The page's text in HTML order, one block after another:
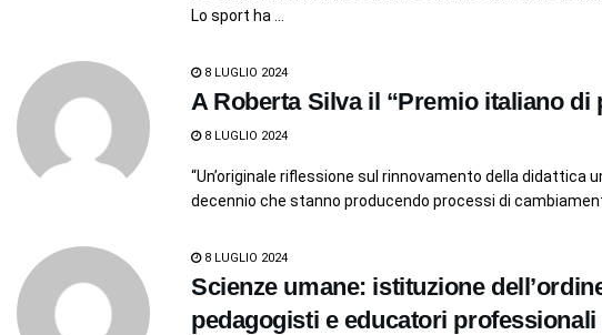
Lo sport ha ...
8 LUGLIO 2024
A Roberta Silva il “Premio italiano di
8 LUGLIO 2024
“Un’originale riflessione sul rinnovamento della didattica
decennio che stanno producendo processi di
8 LUGLIO 2024
Scienze umane: istituzione
pedagogisti e educatori